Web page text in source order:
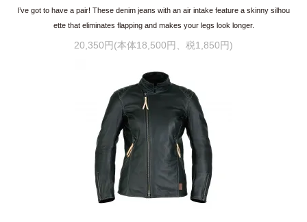
I’ve got to have a pair! These denim jeans with an air intake feature a skinny silhou
ette that eliminates flapping and makes your legs look longer.
20,350円(本体18,500円、税1,850円)